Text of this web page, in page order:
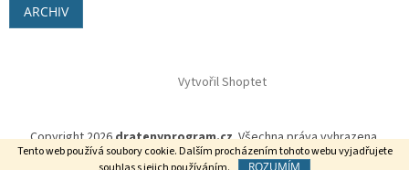
Tento web používá soubory cookie. Dalším procházením tohoto webu vyjadřujete
ARCHIV
Vytvořil Shoptet
Copyright 2026dratenyprogram.cz. Všechna práva vyhrazena.